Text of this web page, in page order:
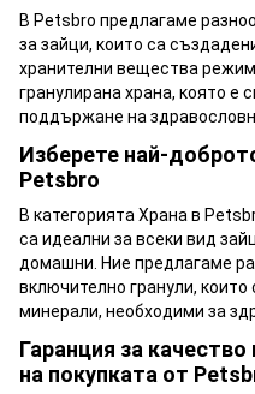
В Petsbro предлагаме
за зайци, които са
хранителни вещества
гранулирана храна, която е
поддържане на
Изберете най-
Petsbro
В категорията Храна в
са идеални за всеки вид
домашни. Ние предлагаме
включително гранули,
минерали, необходими за
Гаранция за
на покупката от